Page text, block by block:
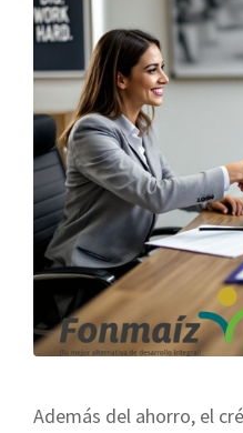
Además del ahorro, el